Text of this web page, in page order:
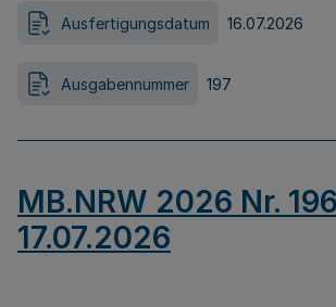
Ausfertigungsdatum 16.07.2026
Ausgabennummer 197
MB.NRW 2026 Nr.
17.07.2026